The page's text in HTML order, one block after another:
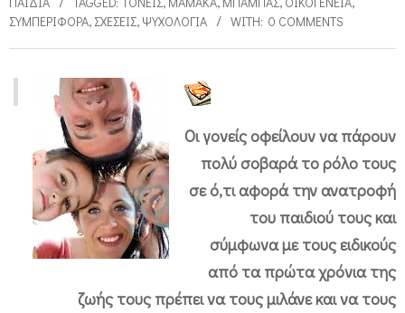
ΣΥΜΠΕΡΙΦΟΡΆ, ΣΧΈΣΕΙΣ, ΨΥΧΟΛΟΓΊΑ WITH: 0 COMMENTS
Ε
Οι γονείς οφείλουν να πάρουν
πολύ σοβαρά το ρόλο τους
σε ό,τι αφορά την ανατροφή
του παιδιού τους και
σύμφωνα με τους ειδικούς
από τα πρώτα χρόνια της
ζωής τους πρέπει να τους μιλάνε και να τους